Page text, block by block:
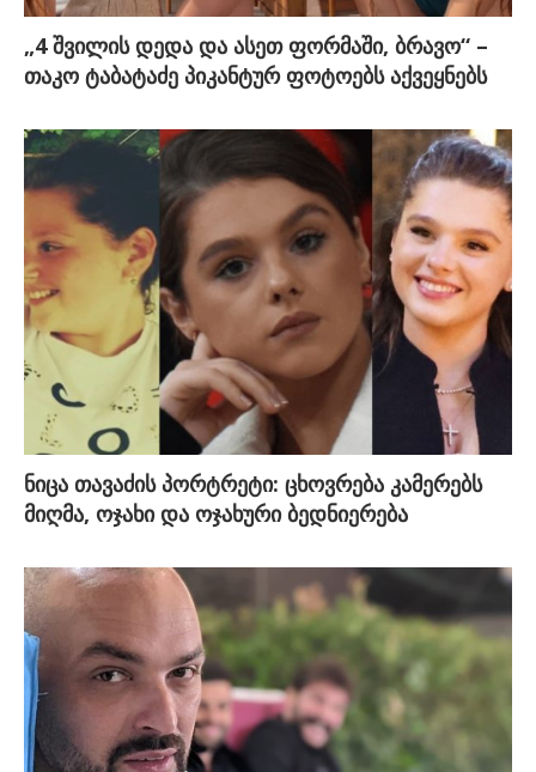
„4 შვილის დედა და ასეთ ფორმაში, ბრავო“ –
თაკო ტაბატაძე პიკანტურ ფოტოებს აქვეყნებს
ნიცა თავაძის პორტრეტი: ცხოვრება კამერებს
მიღმა, ოჯახი და ოჯახური ბედნიერება